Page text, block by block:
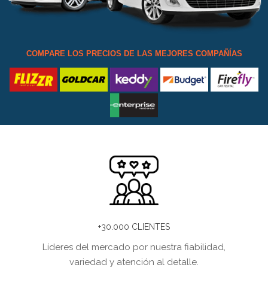
COMPARE LOS PRECIOS DE LAS MEJORES COMPAÑÍAS
+30.000 CLIENTES
Líderes del mercado por nuestra fiabilidad,
variedad y atención al detalle.